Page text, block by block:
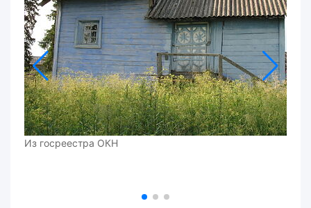
Из госреестра ОКН